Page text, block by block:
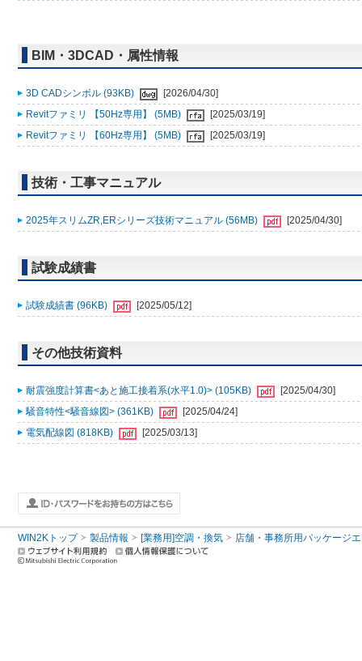
BIM・3DCAD・属性情報
3D CADシンボル (93KB)
[2026/04/30]
Revitファミリ 【50Hz専用】 (5MB)
[2025/03/19]
Revitファミリ 【60Hz専用】 (5MB)
[2025/03/19]
技術・工事マニュアル
2025年スリムZR,ERシリーズ技術マニュアル (56MB) [2025/04/30]
試験成績書
試験成績書 (96KB) [2025/05/12]
その他技術資料
耐震強度計算書<あと施工接着系(水平1.0)> (105KB)
[2025/04/30]
騒音特性<騒音線図> (361KB)
[2025/04/24]
電気配線図 (818KB)
[2025/03/13]
WIN2Kトップ 製品情報 [業務用]空調・換気 店舗・事務所用パッケージ